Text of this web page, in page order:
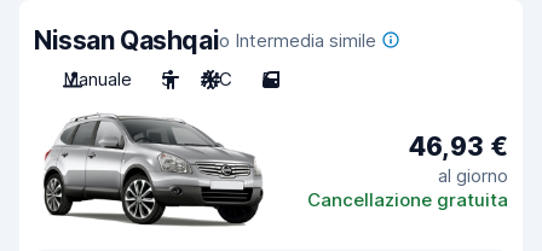
Nissan Qashqaio Intermedia simile
Manuale
5 A/C 5
46,93 €
al giorno
Cancellazione gratuita